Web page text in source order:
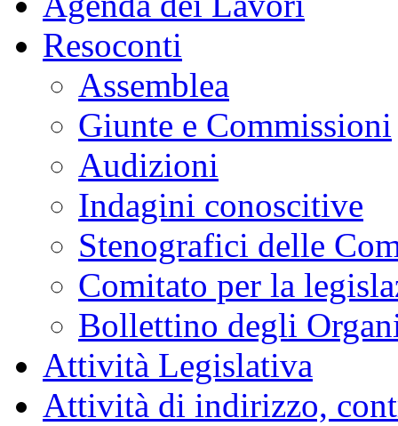
Resoconti
Assemblea
Giunte e Commissioni
Audizioni
Indagini conoscitive
Stenografici delle
Comitato per la
Bollettino degli
Attività Legislativa
Attività di indirizzo,